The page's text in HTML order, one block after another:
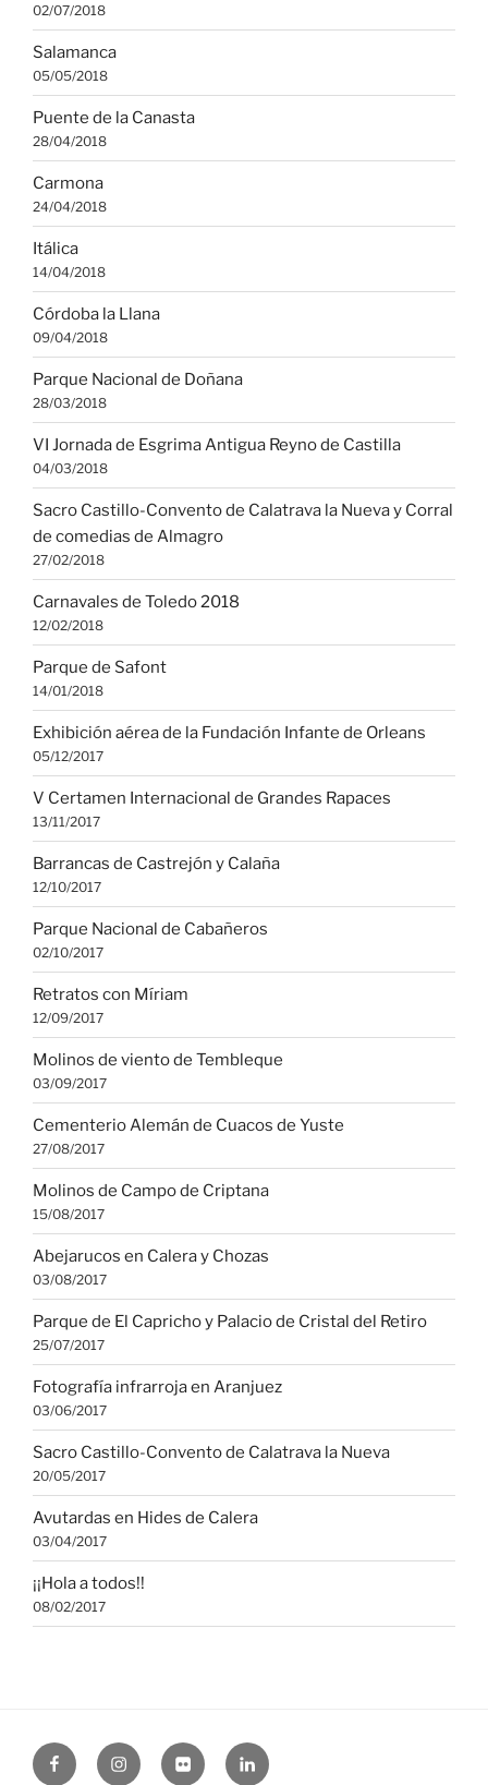
02/07/2018
Salamanca
05/05/2018
Puente de la Canasta
28/04/2018
Carmona
24/04/2018
Itálica
14/04/2018
Córdoba la Llana
09/04/2018
Parque Nacional de Doñana
28/03/2018
VI Jornada de Esgrima Antigua Reyno de Castilla
04/03/2018
Sacro Castillo-Convento de Calatrava la Nueva y Corral
de comedias de Almagro
27/02/2018
Carnavales de Toledo 2018
12/02/2018
Parque de Safont
14/01/2018
Exhibición aérea de la Fundación Infante de Orleans
05/12/2017
V Certamen Internacional de Grandes Rapaces
13/11/2017
Barrancas de Castrejón y Calaña
12/10/2017
Parque Nacional de Cabañeros
02/10/2017
Retratos con Míriam
12/09/2017
Molinos de viento de Tembleque
03/09/2017
Cementerio Alemán de Cuacos de Yuste
27/08/2017
Molinos de Campo de Criptana
15/08/2017
Abejarucos en Calera y Chozas
03/08/2017
Parque de El Capricho y Palacio de Cristal del Retiro
25/07/2017
Fotografía infrarroja en Aranjuez
03/06/2017
Sacro Castillo-Convento de Calatrava la Nueva
20/05/2017
Avutardas en Hides de Calera
03/04/2017
¡¡Hola a todos!!
08/02/2017
FacebookInstagramFlickr Linkedin